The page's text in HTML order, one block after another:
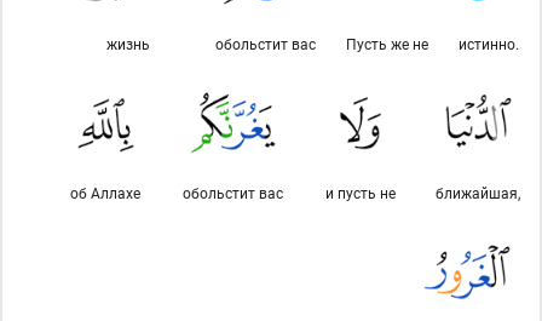
истинно.
Пусть же не
обольстит вас
жизнь
ближайшая,
и пусть не
обольстит вас
об Аллахе